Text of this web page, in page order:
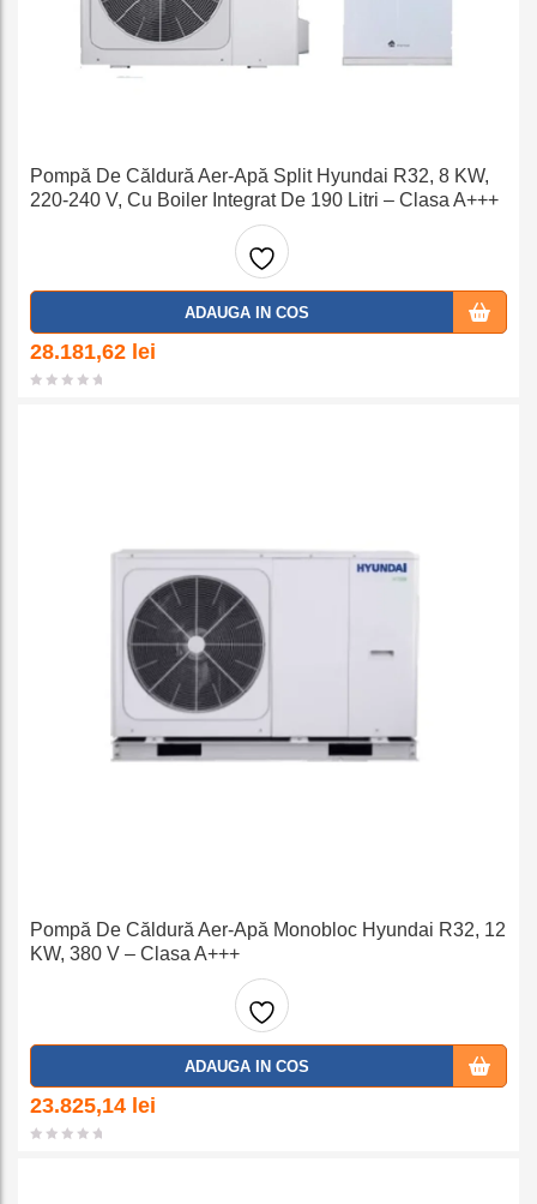
Pompă De Căldură Aer-Apă Split Hyundai R32, 8 KW,
220-240 V, Cu Boiler Integrat De 190 Litri – Clasa A+++
Adaug
ADAUGA IN COS
28.181,62 lei
Pompă De Căldură Aer-Apă Monobloc Hyundai R32, 12
KW, 380 V – Clasa A+++
Adaug
ADAUGA IN COS
23.825,14 lei